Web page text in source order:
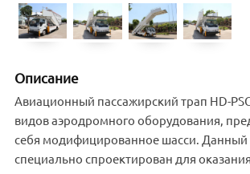
Описание
Авиационный пассажирский трап HD-
видов аэродромного оборудования,
себя модифицированное шасси. Данный
специально спроектирован для